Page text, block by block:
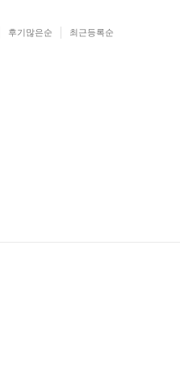
후기많은순 최근등록순